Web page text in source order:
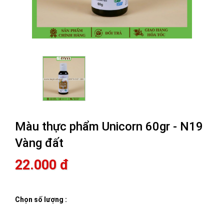
Màu thực phẩm Unicorn 60gr - N19
Vàng đất
22.000 đ
Chọn số lượng :